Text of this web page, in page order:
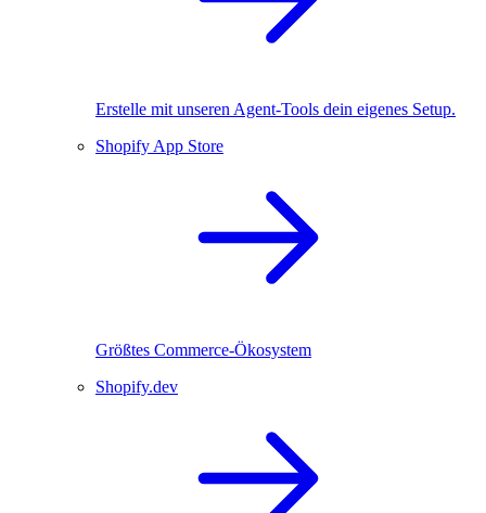
Erstelle mit unseren Agent-Tools dein eigenes Setup.
Shopify App Store
Größtes Commerce-Ökosystem
Shopify.dev